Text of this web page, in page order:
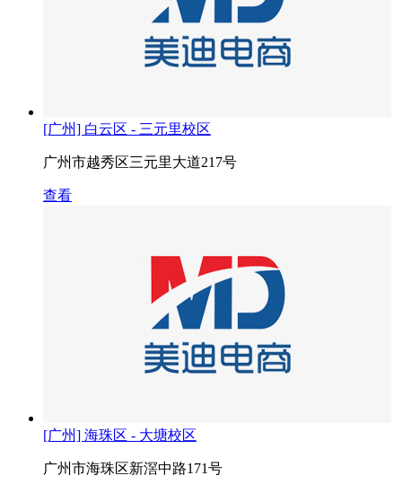
[广州] 白云区 - 三元里校区
广州市越秀区三元里大道217号
查看
[广州] 海珠区 - 大塘校区
广州市海珠区新滘中路171号